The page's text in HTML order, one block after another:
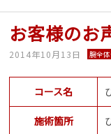
お客様の
2014年10月13日 腕全
コース名
施術箇所